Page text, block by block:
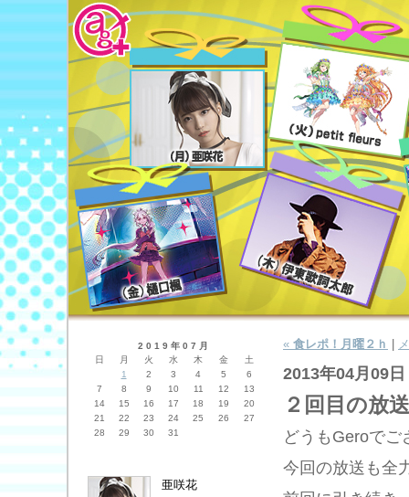
2019年07月
日
月 火 水 木 金
土
1
2 3 4 5
6
7
8 9 10 11 12
13
14
15 16 17 18 19
20
21
22 23 24 25 26
27
28
29 30 31
亜咲花
« 食レポ！月曜２ｈ
2013年04月09日
２回目の放
どうもGeroでご
今回の放送も全